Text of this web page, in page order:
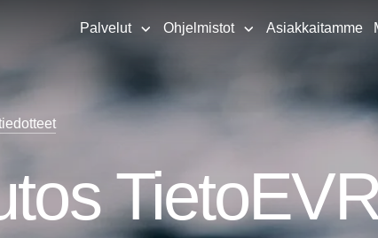
Palvelut Ohjelmistot Asiakkaitamme